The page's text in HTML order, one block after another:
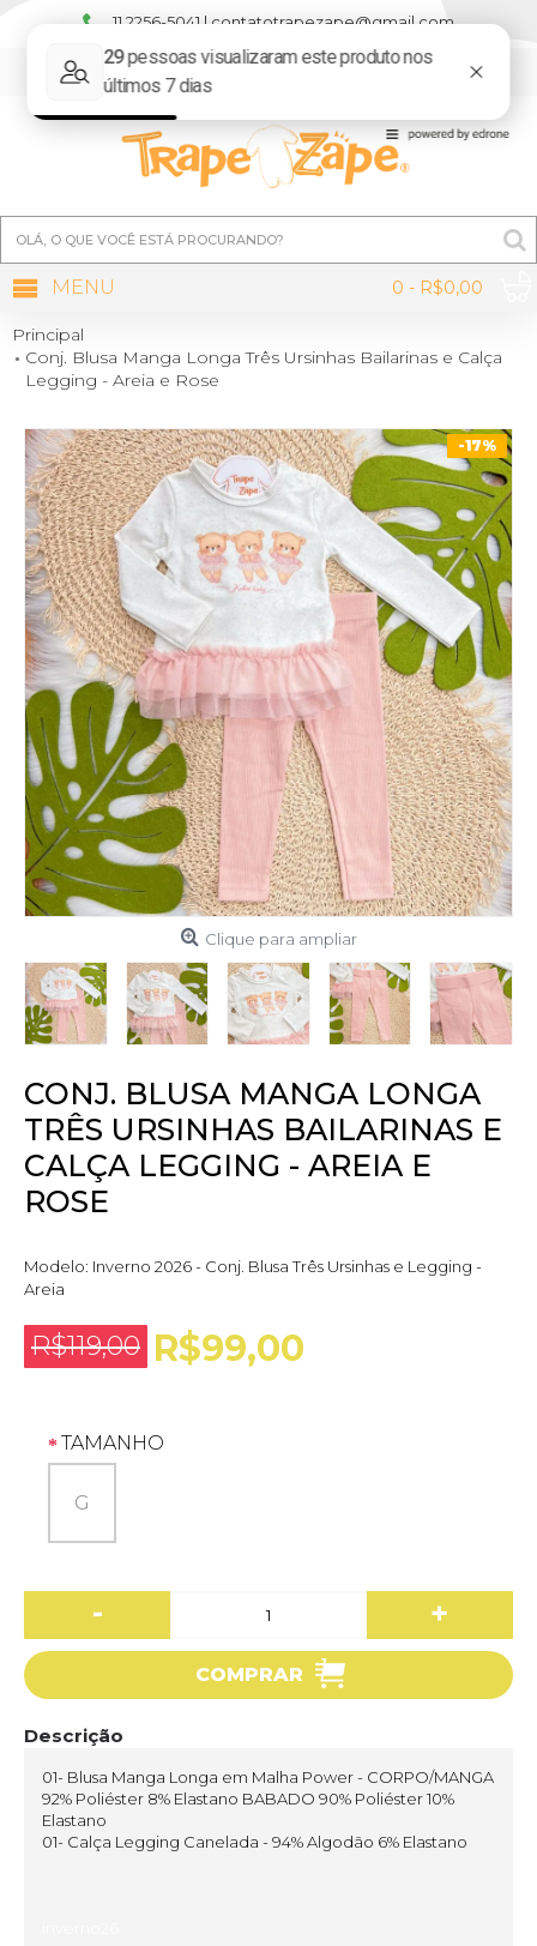
11 2256-5041 | contatotrapezape@gmail.com
0 - R$0,00
MENU
Principal
Conj. Blusa Manga Longa Três Ursinhas Bailarinas e Calça
Legging - Areia e Rose
-17%
Clique para ampliar
CONJ. BLUSA MANGA LONGA
TRÊS URSINHAS BAILARINAS E
CALÇA LEGGING - AREIA E
ROSE
Modelo: Inverno 2026 - Conj. Blusa Três Ursinhas e Legging -
Areia
R$119,00 R$99,00
TAMANHO
G
- +
COMPRAR
Descrição
01- Blusa Manga Longa em Malha Power - CORPO/MANGA
92% Poliéster 8% Elastano BABADO 90% Poliéster 10%
Elastano
01- Calça Legging Canelada - 94% Algodão 6% Elastano